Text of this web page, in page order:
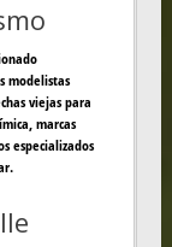
modelistas
viejas para
marcas
especializados